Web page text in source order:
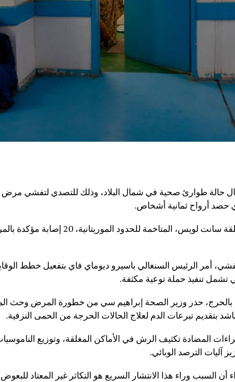
حالة طوارئ صحية في شمال البلاد، وذلك للتصدي لتفشي
حصد أرواح ثمانية أشخاص.
وسجلت منطقة سانت لويس، المتاخمة للحدود
أمر الرئيس السنغالي باسيرو ديوماي فاي بتفعيل خطط
تشمل تنفيذ حملة توعية مكثفة.
بالحرج، حذر وزير الصحة إبراهيم سي من خطورة المرض وحث
بتقديم تبرعات الدم لعلاج الحالات الحرجة من الحمى النزفية.
المضادة تكثيف الرش في الأماكن المغلقة، وتوزيع
آليات الترصد الوبائي.
أن السبب وراء هذا الانتشار السريع هو التكاثر غير المعتاد للبعوض